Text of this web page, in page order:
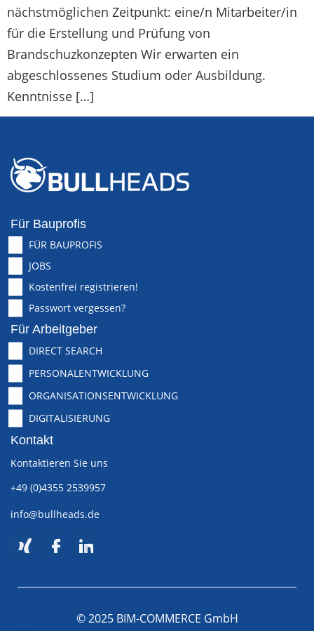
nächstmöglichen Zeitpunkt: eine/n Mitarbeiter/in
für die Erstellung und Prüfung von
Brandschuzkonzepten Wir erwarten ein
abgeschlossenes Studium oder Ausbildung.
Kenntnisse […]
Für Bauprofis
FÜR BAUPROFIS
JOBS
Kostenfrei registrieren!
Passwort vergessen?
Für Arbeitgeber
DIRECT SEARCH
PERSONALENTWICKLUNG
ORGANISATIONSENTWICKLUNG
DIGITALISIERUNG
Kontakt
Kontaktieren Sie uns
+49 (0)4355 2539957
info@bullheads.de
© 2025 BIM-COMMERCE GmbH